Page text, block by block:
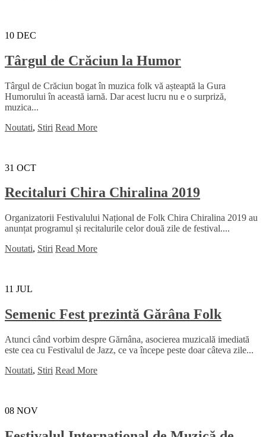
10 DEC
Târgul de Crăciun la Humor
Târgul de Crăciun bogat în muzica folk vă așteaptă la Gura
Humorului în această iarnă. Dar acest lucru nu e o surpriză,
muzica...
Noutati, Stiri Read More
31 OCT
Recitaluri Chira Chiralina 2019
Organizatorii Festivalului Național de Folk Chira Chiralina 2019 au
anunțat programul și recitalurile celor două zile de festival....
Noutati, Stiri Read More
11 JUL
Semenic Fest prezintă Gărâna Folk
Atunci când vorbim despre Gărnâna, asocierea muzicală imediată
este cea cu Festivalul de Jazz, ce va începe peste doar câteva zile...
Noutati, Stiri Read More
08 NOV